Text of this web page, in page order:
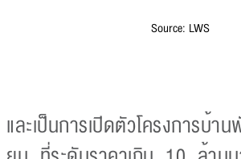
Source: LWS
และเป็นการเปิดตัวโครงการบ้า